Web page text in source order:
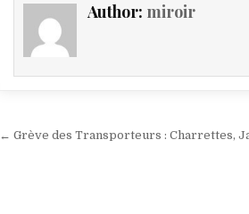
Author: miroir
Navigation
← Grève des Transporteurs : Charrettes,